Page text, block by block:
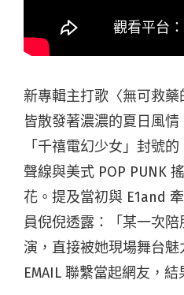
新專輯主打歌〈無可救藥
皆散發著濃濃的夏日風
「千禧電幻少女」封號
聲線與美式 POP PUNK
花。提及當初與 E1and
員倪倪透露：「某一次
演，直接被她現場舞台
EMAIL 聯繫當起網友，結